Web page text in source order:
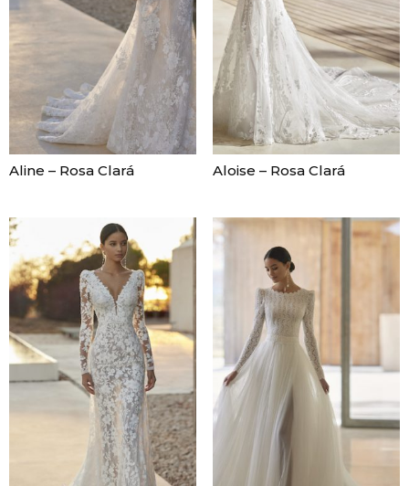
Aline – Rosa Clará Aloise – Rosa Clará